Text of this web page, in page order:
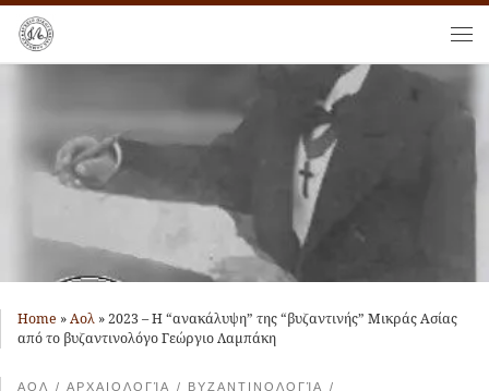
Skip to content
Home »Αολ »2023 – Η “ανακάλυψη” της “βυζαντινής” Μικράς Ασίας
από το βυζαντινολόγο Γεώργιο Λαμπάκη
ΑΟΛ ΑΡΧΑΙΟΛΟΓΊΑ
ΒΥΖΑΝΤΙΝΟΛΟΓΊΑ